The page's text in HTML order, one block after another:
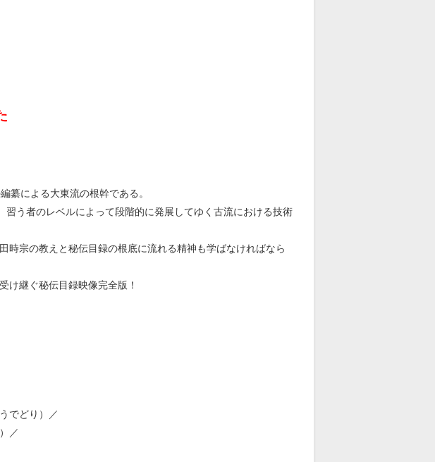
纂による大東流の根幹である。
う者のレベルによって段階的に発展してゆく古流における技術
時宗の教えと秘伝目録の根底に流れる精神も学ばなければなら
け継ぐ秘伝目録映像完全版！
でどり）／
／